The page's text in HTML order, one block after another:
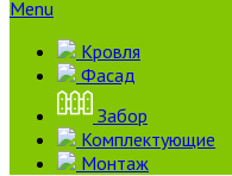
Menu
Кровля
Фасад
Забор
Комплектующие
Монтаж